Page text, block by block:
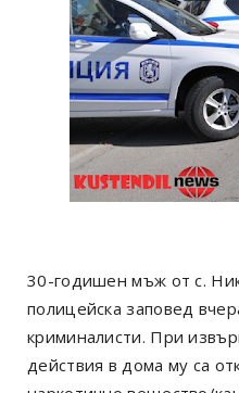
30-годишен мъж от с.
полицейска заповед
криминалисти. При
действия в дома му са